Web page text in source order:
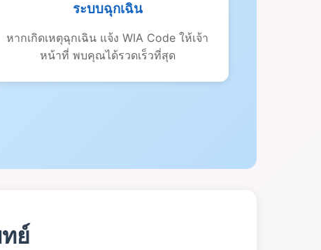
ระบบฉุกเฉิน
หากเกิดเหตุฉุกเฉิน แจ้ง WIA Code ให้เจ้า
หน้าที่ พบคุณได้รวดเร็วที่สุด
ย์